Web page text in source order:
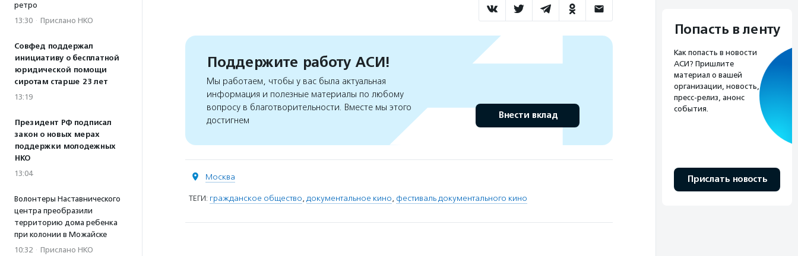
ретро
13:30 · Прислано НКО
Совфед поддержал
инициативу о бесплатной
юридической помощи
сиротам старше 23 лет
13:19
Президент РФ подписал
закон о новых мерах
поддержки молодежных
НКО
13:04
Волонтеры Наставнического
центра преобразили
территорию дома ребенка
при колонии в Можайске
10:32 · Прислано НКО
Поддержите работу АСИ!
Мы работаем, чтобы у вас была актуальная
информация и полезные материалы по любому
вопросу в благотворительности. Вместе мы этого
достигнем
Внести вклад
Москва
ТЕГИ: гражданское общество, документальное кино, фестиваль документального кино
Попасть в ленту
Как попасть в новости
АСИ? Пришлите
материал о вашей
организации, новость,
пресс-релиз, анонс
события.
Прислать новость